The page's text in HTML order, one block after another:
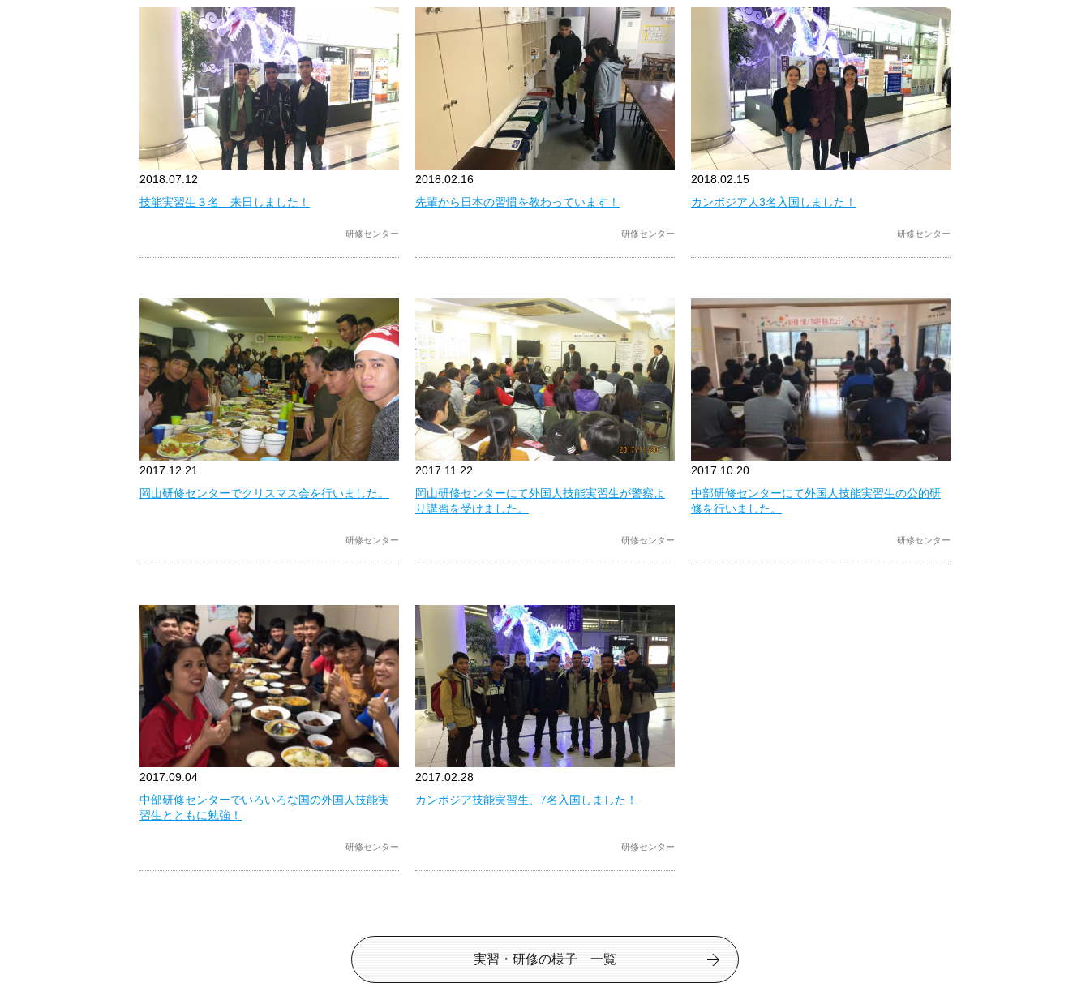
2018.07.12
技能実習生３名 来日しました！
研修センター
2018.02.16
先輩から日本の習慣を教わっています！
研修センター
2018.02.15
カンボジア人3名入国しました！
研修センター
2017.12.21
岡山研修センターでクリスマス会を行いました。
研修センター
2017.11.22
岡山研修センターにて外国人技能実習生が警察よ
り講習を受けました。
研修センター
2017.10.20
中部研修センターにて外国人技能実習生の公的研
修を行いました。
研修センター
2017.09.04
中部研修センターでいろいろな国の外国人技能実
習生とともに勉強！
研修センター
2017.02.28
カンボジア技能実習生、7名入国しました！
研修センター
実習・研修の様子 一覧